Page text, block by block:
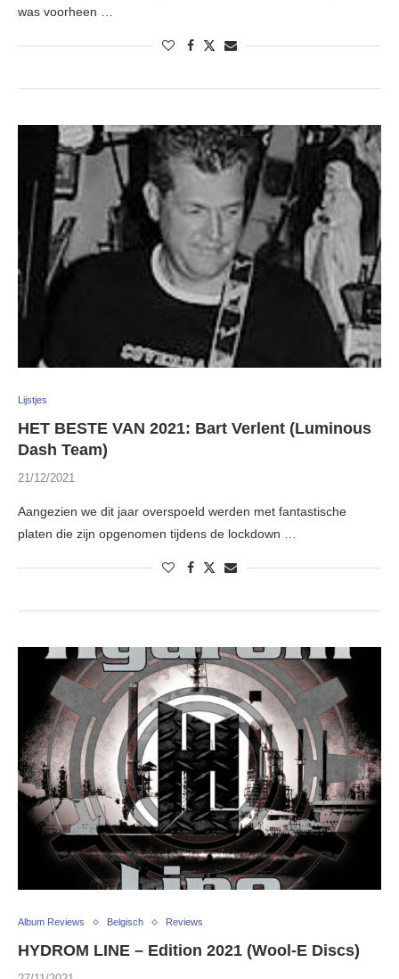
was voorheen …
Lijstjes
HET BESTE VAN 2021: Bart Verlent (Luminous
Dash Team)
21/12/2021
Aangezien we dit jaar overspoeld werden met fantastische
platen die zijn opgenomen tijdens de lockdown …
Album Reviews Belgisch Reviews
HYDROM LINE – Edition 2021 (Wool-E Discs)